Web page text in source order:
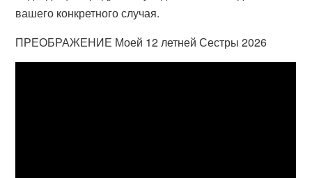
вашего конкретного случая.
ПРЕОБРАЖЕНИЕ Моей 12 летней Сестры 2026